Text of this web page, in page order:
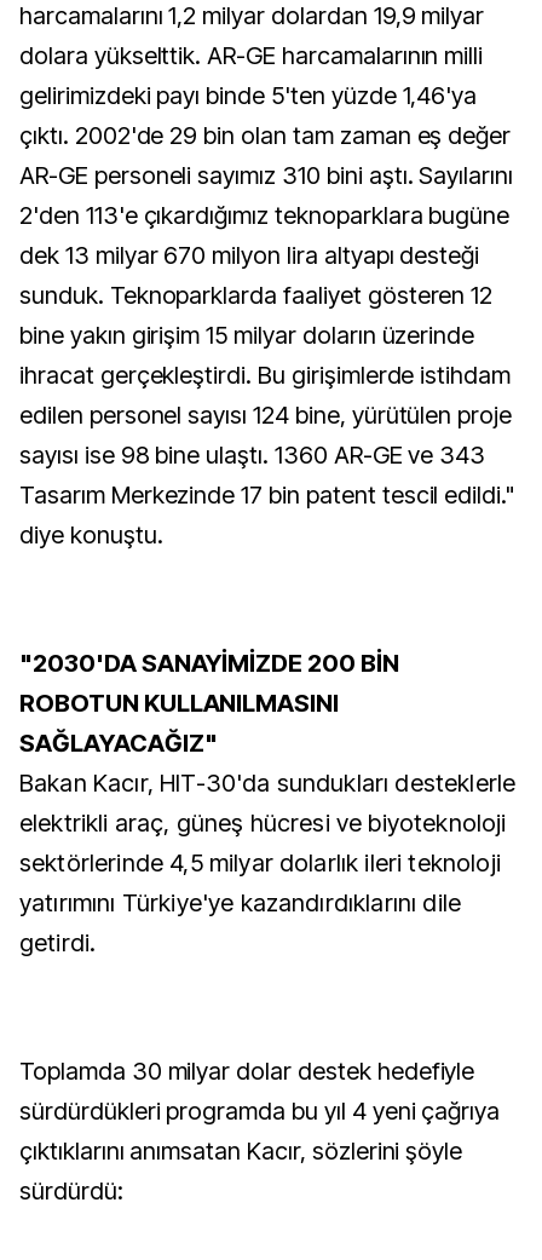
harcamalarını 1,2 milyar dolardan 19,9 milyar
dolara yükselttik. AR-GE harcamalarının milli
gelirimizdeki payı binde 5'ten yüzde 1,46'ya
çıktı. 2002'de 29 bin olan tam zaman eş değer
AR-GE personeli sayımız 310 bini aştı. Sayılarını
2'den 113'e çıkardığımız teknoparklara bugüne
dek 13 milyar 670 milyon lira altyapı desteği
sunduk. Teknoparklarda faaliyet gösteren 12
bine yakın girişim 15 milyar doların üzerinde
ihracat gerçekleştirdi. Bu girişimlerde istihdam
edilen personel sayısı 124 bine, yürütülen proje
sayısı ise 98 bine ulaştı. 1360 AR-GE ve 343
Tasarım Merkezinde 17 bin patent tescil edildi."
diye konuştu.
"2030'DA SANAYİMİZDE 200 BİN
ROBOTUN KULLANILMASINI
SAĞLAYACAĞIZ"
Bakan Kacır, HIT-30'da sundukları desteklerle
elektrikli araç, güneş hücresi ve biyoteknoloji
sektörlerinde 4,5 milyar dolarlık ileri teknoloji
yatırımını Türkiye'ye kazandırdıklarını dile
getirdi.
Toplamda 30 milyar dolar destek hedefiyle
sürdürdükleri programda bu yıl 4 yeni çağrıya
çıktıklarını anımsatan Kacır, sözlerini şöyle
sürdürdü: